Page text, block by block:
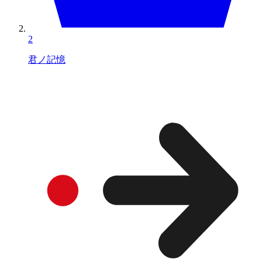
2
君ノ記憶